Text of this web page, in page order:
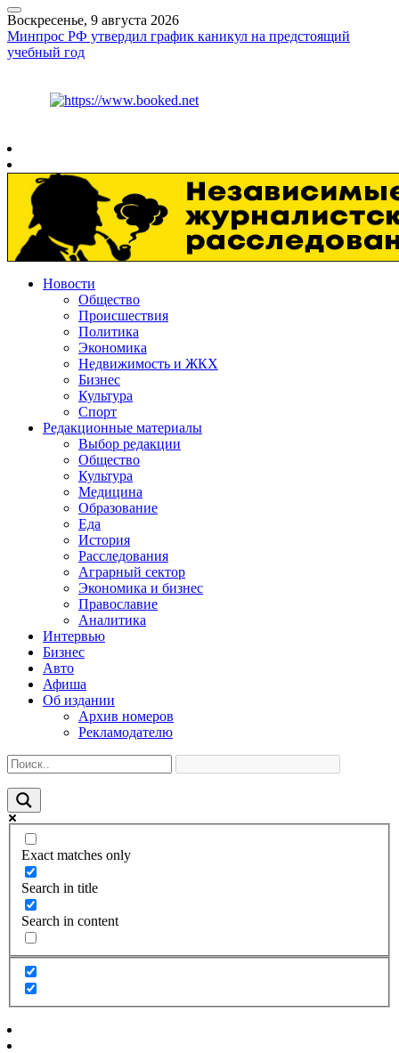
Воскресенье, 9 августа 2026
Минпрос РФ утвердил график каникул на предстоящий
учебный год
Новости
Общество
Происшествия
Политика
Экономика
Недвижимость и ЖКХ
Бизнес
Культура
Спорт
Редакционные материалы
Выбор редакции
Общество
Культура
Медицина
Образование
Еда
История
Расследования
Аграрный сектор
Экономика и бизнес
Православие
Аналитика
Интервью
Бизнес
Авто
Афиша
Об издании
Архив номеров
Рекламодателю
Exact matches only
Search in title
Search in content